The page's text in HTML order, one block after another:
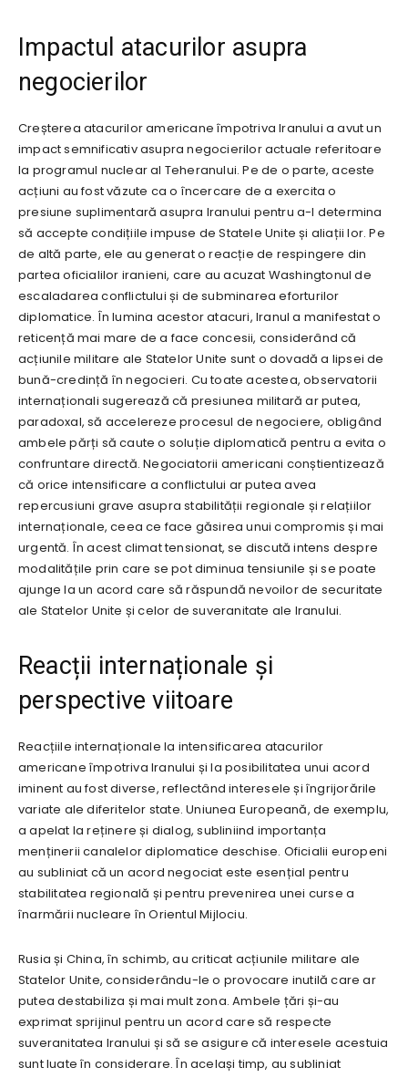
Impactul atacurilor asupra
negocierilor
Creșterea atacurilor americane împotriva Iranului a avut un
impact semnificativ asupra negocierilor actuale referitoare
la programul nuclear al Teheranului. Pe de o parte, aceste
acțiuni au fost văzute ca o încercare de a exercita o
presiune suplimentară asupra Iranului pentru a-l determina
să accepte condițiile impuse de Statele Unite și aliații lor. Pe
de altă parte, ele au generat o reacție de respingere din
partea oficialilor iranieni, care au acuzat Washingtonul de
escaladarea conflictului și de subminarea eforturilor
diplomatice. În lumina acestor atacuri, Iranul a manifestat o
reticență mai mare de a face concesii, considerând că
acțiunile militare ale Statelor Unite sunt o dovadă a lipsei de
bună-credință în negocieri. Cu toate acestea, observatorii
internaționali sugerează că presiunea militară ar putea,
paradoxal, să accelereze procesul de negociere, obligând
ambele părți să caute o soluție diplomatică pentru a evita o
confruntare directă. Negociatorii americani conștientizează
că orice intensificare a conflictului ar putea avea
repercusiuni grave asupra stabilității regionale și relațiilor
internaționale, ceea ce face găsirea unui compromis și mai
urgentă. În acest climat tensionat, se discută intens despre
modalitățile prin care se pot diminua tensiunile și se poate
ajunge la un acord care să răspundă nevoilor de securitate
ale Statelor Unite și celor de suveranitate ale Iranului.
Reacții internaționale și
perspective viitoare
Reacțiile internaționale la intensificarea atacurilor
americane împotriva Iranului și la posibilitatea unui acord
iminent au fost diverse, reflectând interesele și îngrijorările
variate ale diferitelor state. Uniunea Europeană, de exemplu,
a apelat la reținere și dialog, subliniind importanța
menținerii canalelor diplomatice deschise. Oficialii europeni
au subliniat că un acord negociat este esențial pentru
stabilitatea regională și pentru prevenirea unei curse a
înarmării nucleare în Orientul Mijlociu.
Rusia și China, în schimb, au criticat acțiunile militare ale
Statelor Unite, considerându-le o provocare inutilă care ar
putea destabiliza și mai mult zona. Ambele țări și-au
exprimat sprijinul pentru un acord care să respecte
suveranitatea Iranului și să se asigure că interesele acestuia
sunt luate în considerare. În același timp, au subliniat